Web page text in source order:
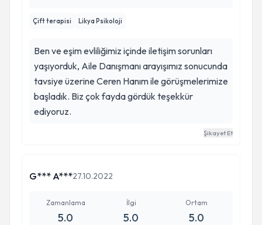
Çift terapisi Likya Psikoloji
Ben ve eşim evliliğimiz içinde iletişim sorunları
yaşıyorduk, Aile Danışmanı arayışımız sonucunda
tavsiye üzerine Ceren Hanım ile görüşmelerimize
başladık. Biz çok fayda gördük teşekkür
ediyoruz.
Şikayet Et
G*** A***27.10.2022
Zamanlama
5.0
İlgi
5.0
Ortam
5.0